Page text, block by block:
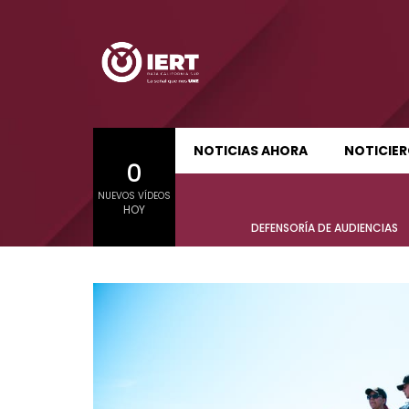
0
NUEVOS VÍDEOS
HOY
NOTICIAS AHORA
SUDCALIFORNIA HOY EDICIÓN MATUTINA
DEFENSORÍA DE AUDIENCIAS
01:24:11
Sudcalifornia Hoy edición matutina